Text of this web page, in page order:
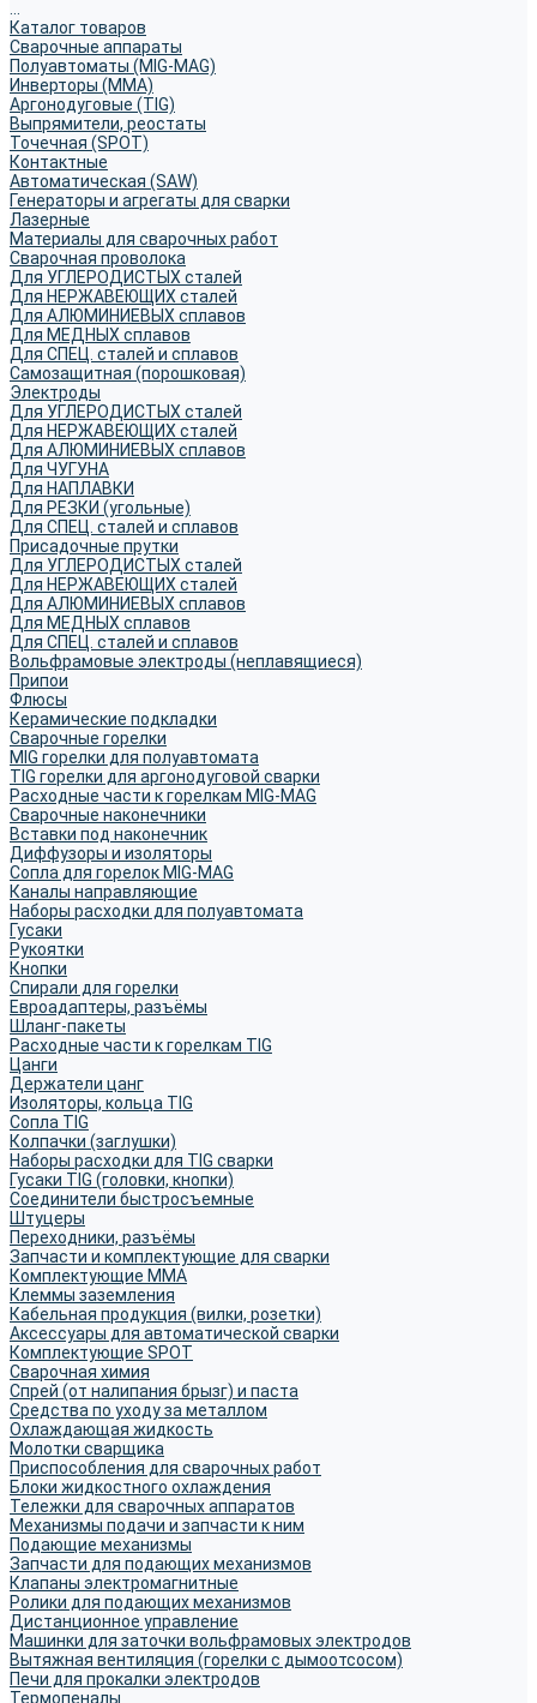
Каталог товаров
Сварочные аппараты
Полуавтоматы (MIG-MAG)
Инверторы (MMA)
Аргонодуговые (TIG)
Выпрямители, реостаты
Точечная (SPOT)
Контактные
Автоматическая (SAW)
Генераторы и агрегаты для сварки
Лазерные
Материалы для сварочных работ
Сварочная проволока
Для УГЛЕРОДИСТЫХ сталей
Для НЕРЖАВЕЮЩИХ сталей
Для АЛЮМИНИЕВЫХ сплавов
Для МЕДНЫХ сплавов
Для СПЕЦ. сталей и сплавов
Самозащитная (порошковая)
Электроды
Для УГЛЕРОДИСТЫХ сталей
Для НЕРЖАВЕЮЩИХ сталей
Для АЛЮМИНИЕВЫХ сплавов
Для ЧУГУНА
Для НАПЛАВКИ
Для РЕЗКИ (угольные)
Для СПЕЦ. сталей и сплавов
Присадочные прутки
Для УГЛЕРОДИСТЫХ сталей
Для НЕРЖАВЕЮЩИХ сталей
Для АЛЮМИНИЕВЫХ сплавов
Для МЕДНЫХ сплавов
Для СПЕЦ. сталей и сплавов
Вольфрамовые электроды (неплавящиеся)
Припои
Флюсы
Керамические подкладки
Сварочные горелки
MIG горелки для полуавтомата
TIG горелки для аргонодуговой сварки
Расходные части к горелкам MIG-MAG
Сварочные наконечники
Вставки под наконечник
Диффузоры и изоляторы
Сопла для горелок MIG-MAG
Каналы направляющие
Наборы расходки для полуавтомата
Гусаки
Рукоятки
Кнопки
Спирали для горелки
Евроадаптеры, разъёмы
Шланг-пакеты
Расходные части к горелкам TIG
Цанги
Держатели цанг
Изоляторы, кольца TIG
Сопла TIG
Колпачки (заглушки)
Наборы расходки для TIG сварки
Гусаки TIG (головки, кнопки)
Соединители быстросъемные
Штуцеры
Переходники, разъёмы
Запчасти и комплектующие для сварки
Комплектующие ММА
Клеммы заземления
Кабельная продукция (вилки, розетки)
Аксессуары для автоматической сварки
Комплектующие SPOT
Сварочная химия
Спрей (от налипания брызг) и паста
Средства по уходу за металлом
Охлаждающая жидкость
Молотки сварщика
Приспособления для сварочных работ
Блоки жидкостного охлаждения
Тележки для сварочных аппаратов
Механизмы подачи и запчасти к ним
Подающие механизмы
Запчасти для подающих механизмов
Клапаны электромагнитные
Ролики для подающих механизмов
Дистанционное управление
Машинки для заточки вольфрамовых электродов
Вытяжная вентиляция (горелки с дымоотсосом)
Печи для прокалки электродов
Термопеналы